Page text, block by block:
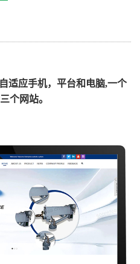
适应手机，平台和电脑,一个
个网站。